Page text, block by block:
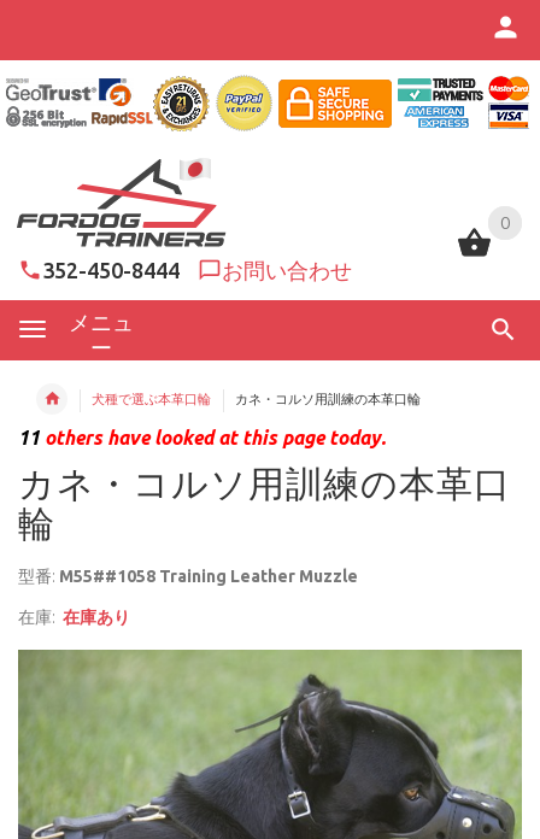
0
352-450-8444 お問い合わせ
メニュ
ー
0
犬種で選ぶ本革口輪 カネ・コルソ用訓練の本革口輪
11 others have looked at this page today.
カネ・コルソ用訓練の本革口
輪
型番: M55##1058 Training Leather Muzzle
在庫: 在庫あり